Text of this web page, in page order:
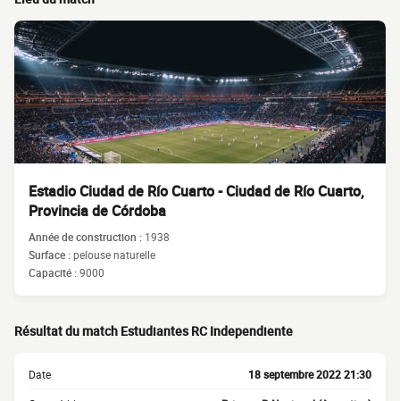
Estadio Ciudad de Río Cuarto - Ciudad de Río Cuarto,
Provincia de Córdoba
Année de construction : 1938
Surface :pelouse naturelle
Capacité :9000
Résultat du match Estudiantes RC Independiente
Date 18 septembre 2022 21:30